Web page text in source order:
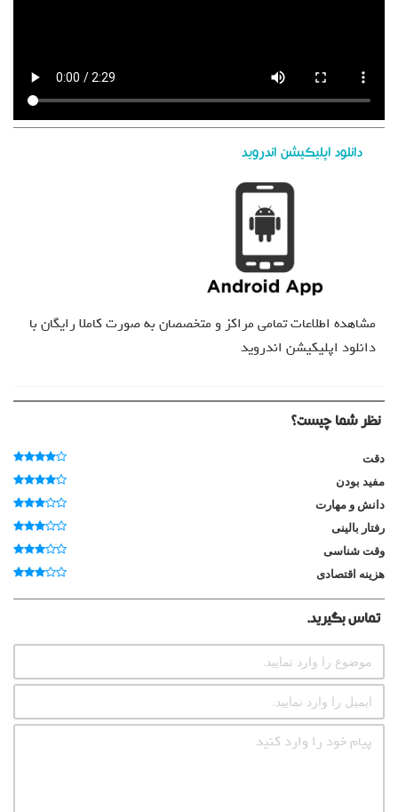
دانلود اپلیکیشن اندروید
مشاهده اطلاعات تمامی مراکز و متخصصان به صورت کاملا رایگان با
دانلود اپلیکیشن اندروید
نظر شما چیست؟
دقت
مفید بودن
دانش و مهارت
رفتار بالینی
وقت شناسی
هزینه اقتصادی
تماس بگیرید.